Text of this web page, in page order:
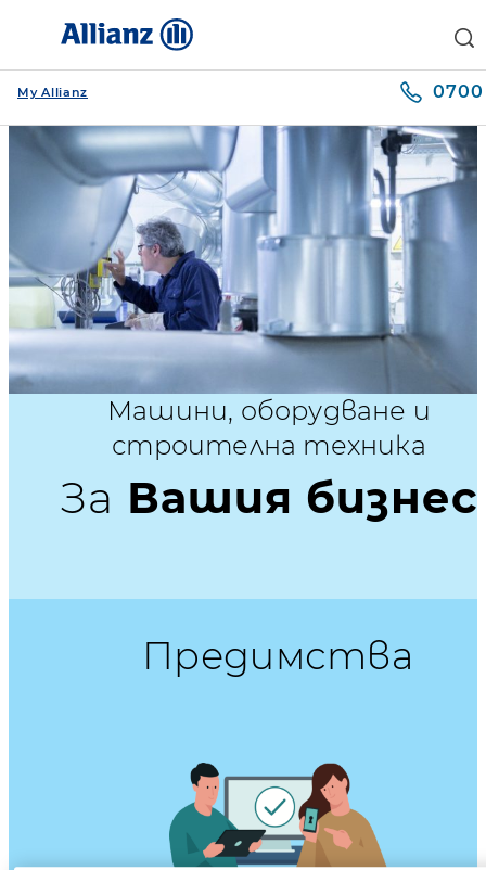
My Allianz 0700
Машини, оборудване и
строителна техника
За Вашия бизнес
Предимства